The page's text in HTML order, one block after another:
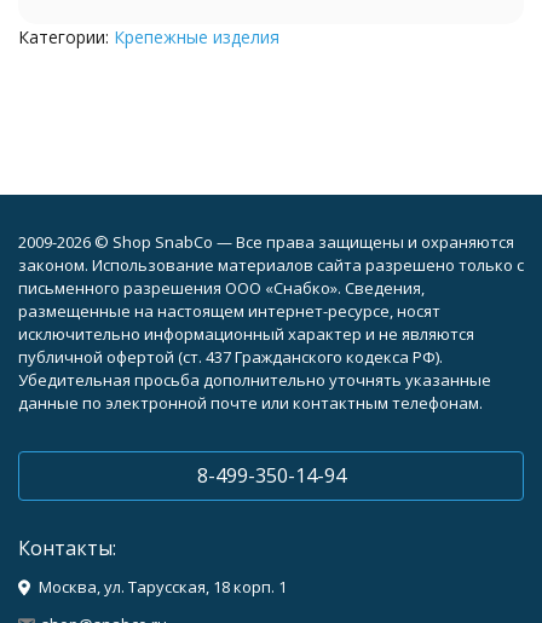
Категории: Крепежные изделия
2009-2026 © Shop SnabCo — Все права защищены и охраняются
законом. Использование материалов сайта разрешено только с
письменного разрешения ООО «Снабко». Сведения,
размещенные на настоящем интернет-ресурсе, носят
исключительно информационный характер и не являются
публичной офертой (ст. 437 Гражданского кодекса РФ).
Убедительная просьба дополнительно уточнять указанные
данные по электронной почте или контактным телефонам.
8-499-350-14-94
Контакты:
Москва, ул. Тарусская, 18 корп. 1